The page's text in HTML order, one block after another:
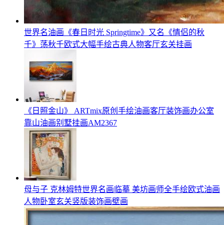
世界名油画《春日时光 Springtime》又名《情侣的秋
千》荡秋千欧式大幅手绘古典人物客厅玄关挂画
《日照金山》 ARTmix原创手绘油画客厅装饰画办公室
靠山油画别墅挂画AM2367
母与子 克林姆特世界名画临摹 美坊画师全手绘欧式油画
人物卧室玄关竖版装饰画壁画